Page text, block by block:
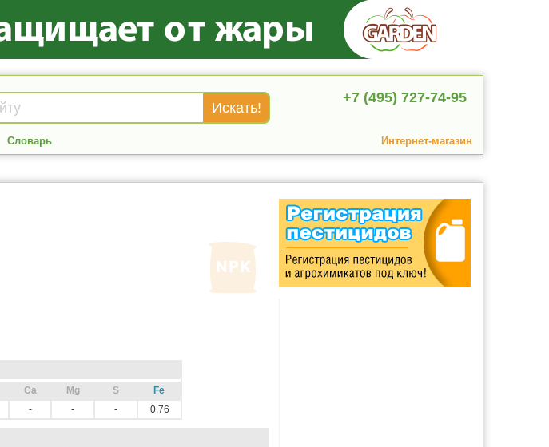
+7 (495) 727-74-95
Словарь Интернет-магазин
Ca Mg S
Fe
- - - 0,76